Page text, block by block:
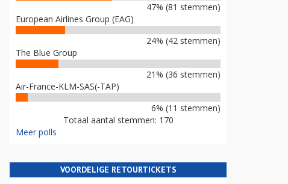
47% (81 stemmen)
European Airlines Group (EAG)
24% (42 stemmen)
The Blue Group
21% (36 stemmen)
Air-France-KLM-SAS(-TAP)
6% (11 stemmen)
Totaal aantal stemmen: 170
Meer polls
VOORDELIGE RETOURTICKETS